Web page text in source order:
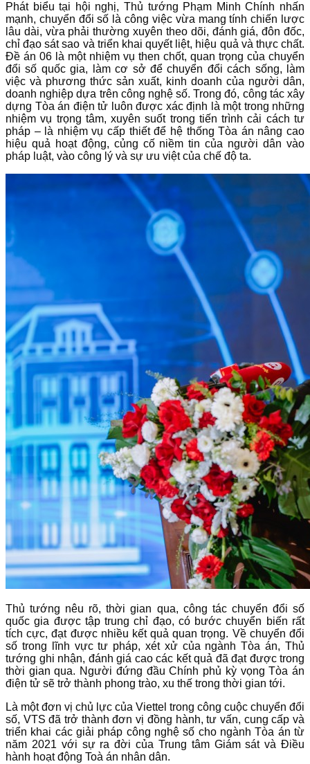
Phát biểu tại hội nghị, Thủ tướng Phạm Minh Chính nhấn
mạnh, chuyển đổi số là công việc vừa mang tính chiến lược
lâu dài, vừa phải thường xuyên theo dõi, đánh giá, đôn đốc,
chỉ đạo sát sao và triển khai quyết liệt, hiệu quả và thực chất.
Đề án 06 là một nhiệm vụ then chốt, quan trọng của chuyển
đổi số quốc gia, làm cơ sở để chuyển đổi cách sống, làm
việc và phương thức sản xuất, kinh doanh của người dân,
doanh nghiệp dựa trên công nghệ số. Trong đó, công tác xây
dựng Tòa án điện tử luôn được xác định là một trong những
nhiệm vụ trọng tâm, xuyên suốt trong tiến trình cải cách tư
pháp – là nhiệm vụ cấp thiết để hệ thống Tòa án nâng cao
hiệu quả hoạt động, củng cố niềm tin của người dân vào
pháp luật, vào công lý và sự ưu việt của chế độ ta.
Thủ tướng nêu rõ, thời gian qua, công tác chuyển đổi số
quốc gia được tập trung chỉ đạo, có bước chuyển biến rất
tích cực, đạt được nhiều kết quả quan trọng. Về chuyển đổi
số trong lĩnh vực tư pháp, xét xử của ngành Tòa án, Thủ
tướng ghi nhận, đánh giá cao các kết quả đã đạt được trong
thời gian qua. Người đứng đầu Chính phủ kỳ vọng Tòa án
điện tử sẽ trở thành phong trào, xu thế trong thời gian tới.
Là một đơn vị chủ lực của Viettel trong công cuộc chuyển đổi
số, VTS đã trở thành đơn vị đồng hành, tư vấn, cung cấp và
triển khai các giải pháp công nghệ số cho ngành Tòa án từ
năm 2021 với sự ra đời của Trung tâm Giám sát và Điều
hành hoạt động Toà án nhân dân.